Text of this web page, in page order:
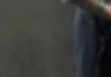
Nhật ký cuộc gọi